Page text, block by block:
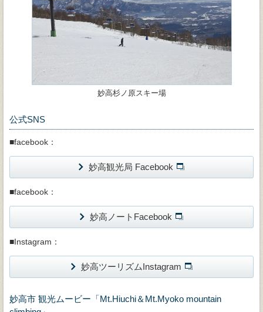
妙高杉ノ原スキー場
公式SNS
■facebook：
妙高観光局 Facebook
■facebook：
妙高ノートFacebook
■Instagram：
妙高ツーリズムInstagram
妙高市 観光ムービー「Mt.Hiuchi＆Mt.Myoko mountain